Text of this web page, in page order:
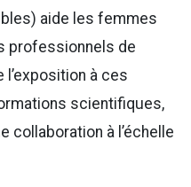
aide les femmes
professionnels de
à ces
scientifiques,
collaboration à l’échelle